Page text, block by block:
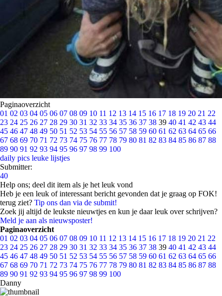
Paginaoverzicht
01 02 03 04 05 06 07 08 09 10 11 12 13 14 15 16 17 18 19 20 21 22
23 24 25 26 27 28 29 30 31 32 33 34 35 36 37 38 39 40 41 42 43 44
45 46 47 48 49 50 51 52 53 54 55 56 57 58 59 60 61 62 63 64 65 66
67 68 69 70 71 72 73 74 75 76 77 78 79 80 81 82 83 84 85 86 87 88
89 90 91 92 93 94 95 96 97 98 99 100
daily pics leuke lijstjes
Submitter:
40
Help ons; deel dit item als je het leuk vond
Heb je een leuk of interessant bericht gevonden dat je graag op FOK!
terug ziet? Tip ons dan via de submit!
Zoek jij altijd de leukste nieuwtjes en kun je daar leuk over schrijven?
Meld je aan als nieuwsposter!
Paginaoverzicht
01 02 03 04 05 06 07 08 09 10 11 12 13 14 15 16 17 18 19 20 21 22
23 24 25 26 27 28 29 30 31 32 33 34 35 36 37 38 39 40 41 42 43 44
45 46 47 48 49 50 51 52 53 54 55 56 57 58 59 60 61 62 63 64 65 66
67 68 69 70 71 72 73 74 75 76 77 78 79 80 81 82 83 84 85 86 87 88
89 90 91 92 93 94 95 96 97 98 99 100
Danny